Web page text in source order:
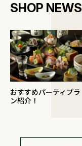
SHOP NEWS
おすすめパーティプラ
ン紹介！